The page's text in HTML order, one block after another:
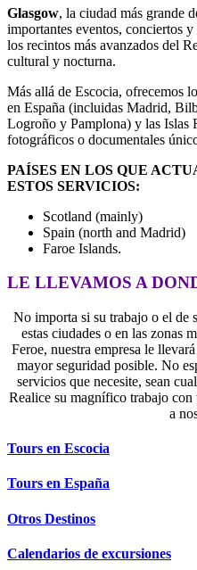
Glasgow, la ciudad más grande
importantes eventos, conciertos
los recintos más avanzados del
cultural y nocturna.
Más allá de Escocia, ofrecemos
en España (incluidas Madrid,
Logroño y Pamplona) y las Islas
fotográficos o documentales
PAÍSES EN LOS QUE
ESTOS SERVICIOS:
Scotland (mainly)
Spain (north and Madrid)
Faroe Islands.
LE LLEVAMOS A
No importa si su trabajo o el de
estas ciudades o en las zonas
Feroe, nuestra empresa le
mayor seguridad posible. No
servicios que necesite, sean
Realice su magnífico trabajo
a
Tours en Escocia
Tours en España
Otros Destinos
Calendarios de excursiones